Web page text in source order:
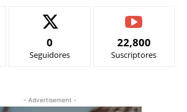
0
Seguidores
22,800
Suscriptores
- Advertisement -